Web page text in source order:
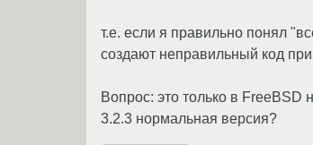
т.е. если я правильно понял
создают неправильный код
Вопрос: это только в FreeBSD
3.2.3 нормальная версия?